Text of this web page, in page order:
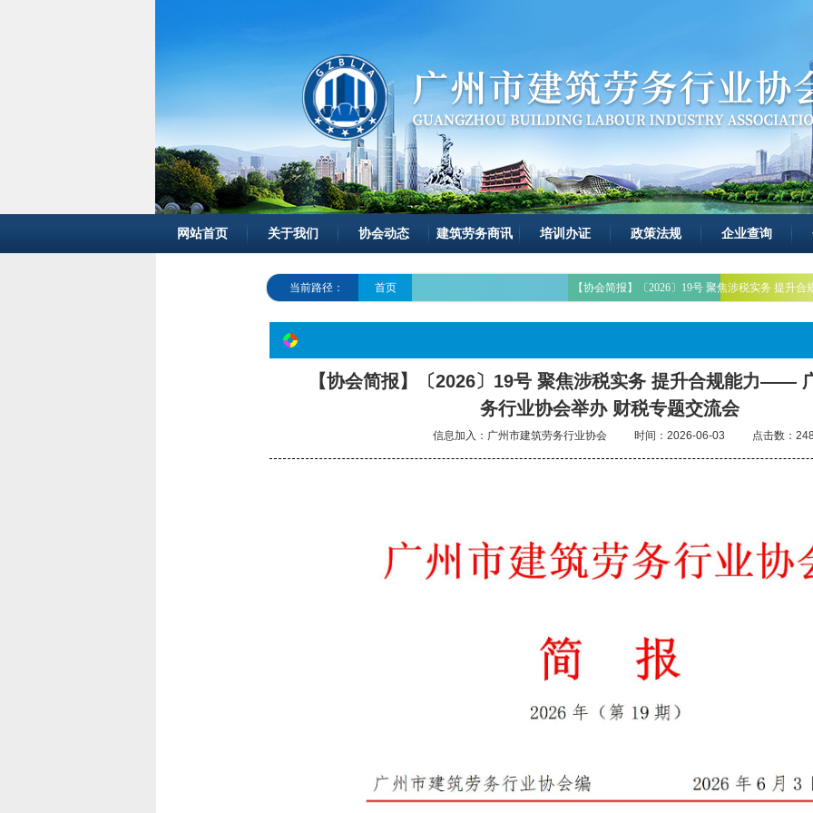
网站首页 关于我们 协会动态 建筑劳务商讯 培训办证 政策法规 企业查询
当前路径： 首页 【协会简报】〔2026〕19号 聚焦涉税实务 提升
【协会简报】〔2026〕19号 聚焦涉税实务 提升合规能力——
务行业协会举办 财税专题交流会
信息加入：广州市建筑劳务行业协会 时间：2026-06-03 点击数：